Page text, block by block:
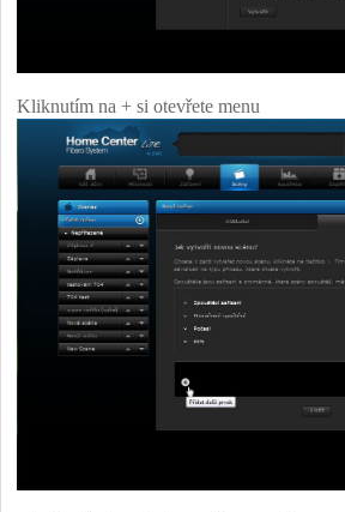
Kliknutím na + si otevřete menu